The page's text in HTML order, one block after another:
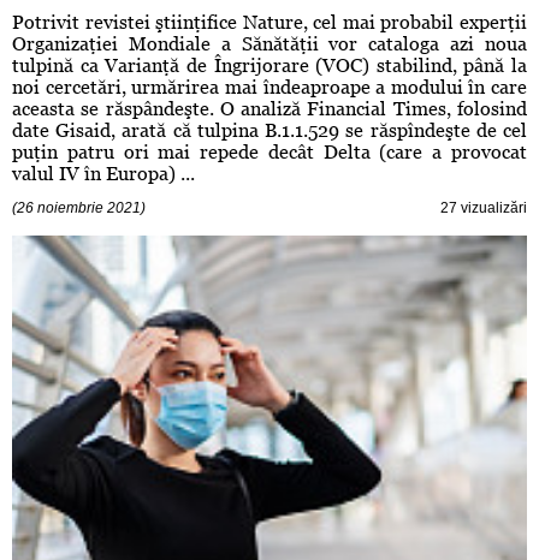
Potrivit revistei ştiinţifice Nature, cel mai probabil experţii
Organizaţiei Mondiale a Sănătăţii vor cataloga azi noua
tulpină ca Varianţă de Îngrijorare (VOC) stabilind, până la
noi cercetări, urmărirea mai îndeaproape a modului în care
aceasta se răspândeşte. O analiză Financial Times, folosind
date Gisaid, arată că tulpina B.1.1.529 se răspîndeşte de cel
puţin patru ori mai repede decât Delta (care a provocat
valul IV în Europa) ...
(26 noiembrie 2021) 27 vizualizări